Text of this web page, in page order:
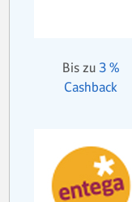
Bis zu 3 %
Cashback